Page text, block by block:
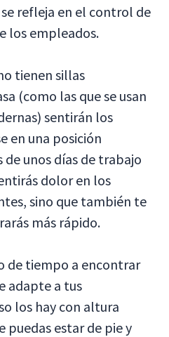
refleja en el control de
los empleados.
tienen sillas
(como las que se usan
sentirán los
en una posición
de unos días de trabajo
dolor en los
sino que también te
más rápido.
de tiempo a encontrar
adapte a tus
los hay con altura
puedas estar de pie y